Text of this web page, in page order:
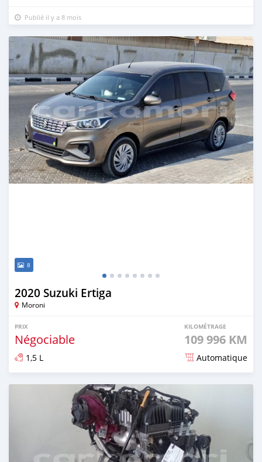
Publié il y a 8 mois
8
2020 Suzuki Ertiga
Moroni
PRIX
Négociable
KILOMÉTRAGE
109 996 KM
1,5 L Automatique
Publié il y a 8 mois